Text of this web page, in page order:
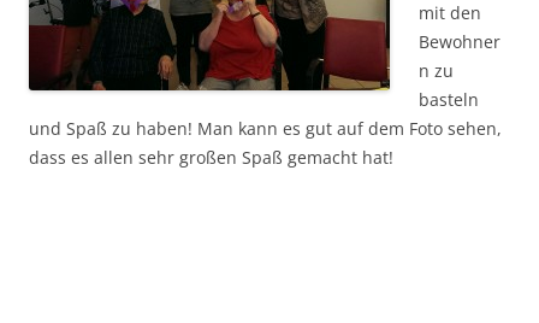
mit den
Bewohner
n zu
basteln
und Spaß zu haben! Man kann es gut auf dem Foto sehen,
dass es allen sehr großen Spaß gemacht hat!